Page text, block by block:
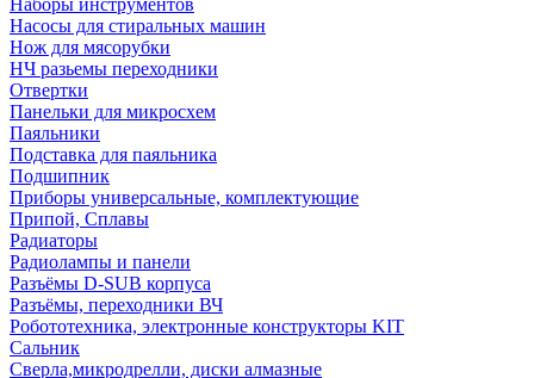
Наборы инструментов
Насосы для стиральных машин
Нож для мясорубки
НЧ разьемы переходники
Отвертки
Панельки для микросхем
Паяльники
Подставка для паяльника
Подшипник
Приборы универсальные, комплектующие
Припой, Сплавы
Радиаторы
Радиолампы и панели
Разъёмы D-SUB корпуса
Разъёмы, переходники ВЧ
Робототехника, электронные конструкторы KIT
Сальник
Сверла,микродрелли, диски алмазные